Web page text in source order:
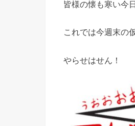
皆様の懐も寒い今
これでは今週末の
やらせはせん！